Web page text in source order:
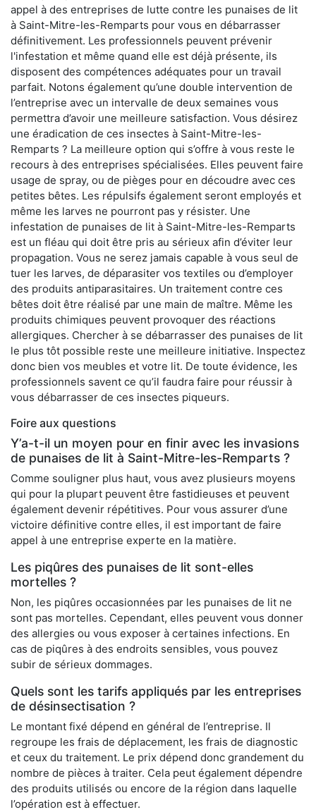
appel à des entreprises de lutte contre les punaises de lit
à Saint-Mitre-les-Remparts pour vous en débarrasser
définitivement. Les professionnels peuvent prévenir
l'infestation et même quand elle est déjà présente, ils
disposent des compétences adéquates pour un travail
parfait. Notons également qu’une double intervention de
l’entreprise avec un intervalle de deux semaines vous
permettra d’avoir une meilleure satisfaction. Vous désirez
une éradication de ces insectes à Saint-Mitre-les-
Remparts ? La meilleure option qui s’offre à vous reste le
recours à des entreprises spécialisées. Elles peuvent faire
usage de spray, ou de pièges pour en découdre avec ces
petites bêtes. Les répulsifs également seront employés et
même les larves ne pourront pas y résister. Une
infestation de punaises de lit à Saint-Mitre-les-Remparts
est un fléau qui doit être pris au sérieux afin d’éviter leur
propagation. Vous ne serez jamais capable à vous seul de
tuer les larves, de déparasiter vos textiles ou d’employer
des produits antiparasitaires. Un traitement contre ces
bêtes doit être réalisé par une main de maître. Même les
produits chimiques peuvent provoquer des réactions
allergiques. Chercher à se débarrasser des punaises de lit
le plus tôt possible reste une meilleure initiative. Inspectez
donc bien vos meubles et votre lit. De toute évidence, les
professionnels savent ce qu’il faudra faire pour réussir à
vous débarrasser de ces insectes piqueurs.
Foire aux questions
Y’a-t-il un moyen pour en finir avec les invasions
de punaises de lit à Saint-Mitre-les-Remparts ?
Comme souligner plus haut, vous avez plusieurs moyens
qui pour la plupart peuvent être fastidieuses et peuvent
également devenir répétitives. Pour vous assurer d’une
victoire définitive contre elles, il est important de faire
appel à une entreprise experte en la matière.
Les piqûres des punaises de lit sont-elles
mortelles ?
Non, les piqûres occasionnées par les punaises de lit ne
sont pas mortelles. Cependant, elles peuvent vous donner
des allergies ou vous exposer à certaines infections. En
cas de piqûres à des endroits sensibles, vous pouvez
subir de sérieux dommages.
Quels sont les tarifs appliqués par les entreprises
de désinsectisation ?
Le montant fixé dépend en général de l’entreprise. Il
regroupe les frais de déplacement, les frais de diagnostic
et ceux du traitement. Le prix dépend donc grandement du
nombre de pièces à traiter. Cela peut également dépendre
des produits utilisés ou encore de la région dans laquelle
l’opération est à effectuer.